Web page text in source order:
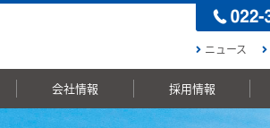
ニュース
会社情報 採用情報